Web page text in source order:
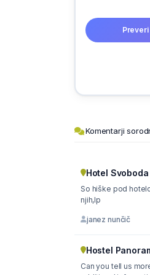
Preveri
Komentarji
Hotel
So hiške pod
njih,lp
janez nunčič
Hostel
Can you tell us